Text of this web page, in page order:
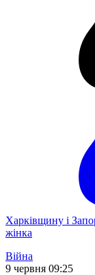
Харківщину і
жінка
Війна
9 червня 09:25